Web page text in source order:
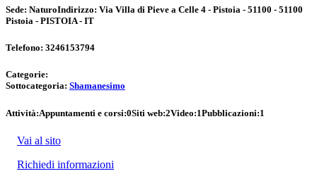
Sede: NaturoIndirizzo: Via Villa di Pieve a Celle 4 - Pistoia - 51100 - 51100
Pistoia - PISTOIA - IT
Telefono: 3246153794
Categorie:
Sottocategoria: Shamanesimo
Attività:Appuntamenti e corsi:0Siti web:2Video:1Pubblicazioni:1
Vai al sito
Richiedi informazioni